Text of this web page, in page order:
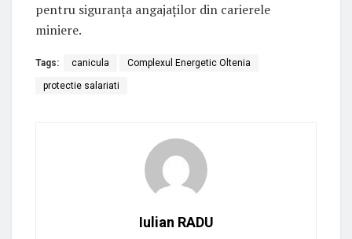
pentru siguranța angajaților din carierele
miniere.
Tags: canicula Complexul Energetic Oltenia
protectie salariati
Iulian RADU